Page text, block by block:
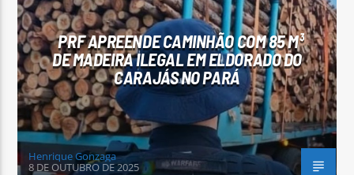
Arara Azul FM
PRF APREENDE CAMINHÃO COM 85 M³
DE MADEIRA ILEGAL EM ELDORADO DO
CARAJÁS NO PARÁ
Henrique Gonzaga
8 DE OUTUBRO DE 2025